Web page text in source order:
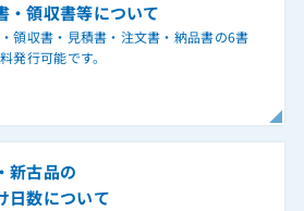
・領収書等について
領収書・見積書・注文書・納品書の6書
発行可能です。
新古品の
日数について